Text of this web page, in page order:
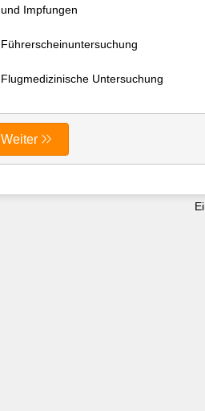
und Impfungen
Führerscheinuntersuchung
Flugmedizinische Untersuchung
Weiter